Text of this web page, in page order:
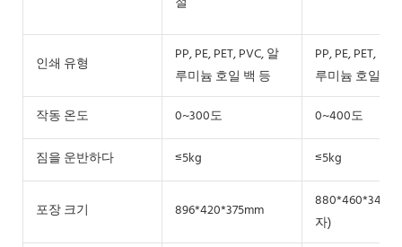
인쇄 유형
PP, PE, PET, PVC, 알
루미늄 호일 백 등
PP, PE, PET,
루미늄 호일 백
작동 온도
0~300도 0~400도
짐을 운반하다 ≤5kg ≤5kg
포장 크기 896*420*375mm
자)